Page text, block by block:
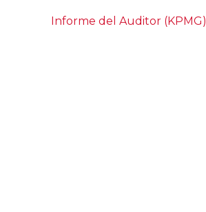
Informe del Auditor (KPMG)